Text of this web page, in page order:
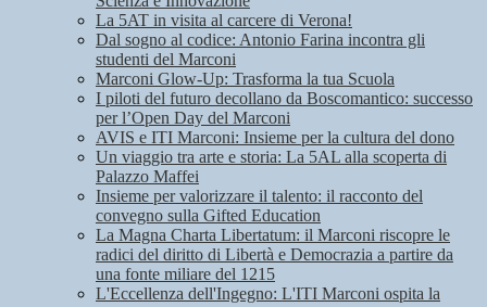
La 5AT in visita al carcere di Verona!
Dal sogno al codice: Antonio Farina incontra gli
studenti del Marconi
Marconi Glow-Up: Trasforma la tua Scuola
I piloti del futuro decollano da Boscomantico: successo
per l’Open Day del Marconi
AVIS e ITI Marconi: Insieme per la cultura del dono
Un viaggio tra arte e storia: La 5AL alla scoperta di
Palazzo Maffei
Insieme per valorizzare il talento: il racconto del
convegno sulla Gifted Education
La Magna Charta Libertatum: il Marconi riscopre le
radici del diritto di Libertà e Democrazia a partire da
una fonte miliare del 1215
L'Eccellenza dell'Ingegno: L'ITI Marconi ospita la